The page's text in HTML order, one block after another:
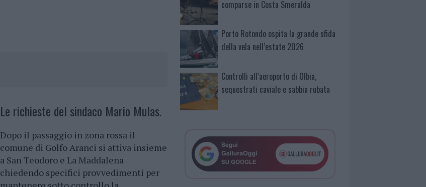
Le richieste del sindaco Mario Mulas.
Dopo il passaggio in zona rossa il
comune di Golfo Aranci si attiva insieme
a San Teodoro e La Maddalena
chiedendo specifici provvedimenti per
comparse in Costa Smeralda
Porto Rotondo ospita la grande sfida
della vela nell’estate 2026
Controlli all’aeroporto di Olbia,
sequestrati caviale e sabbia rubata